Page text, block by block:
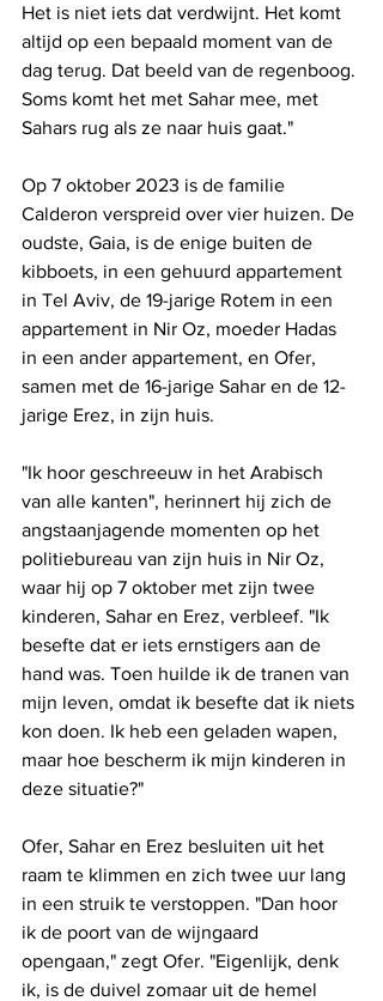
Het is niet iets dat verdwijnt. Het komt
altijd op een bepaald moment van de
dag terug. Dat beeld van de regenboog.
Soms komt het met Sahar mee, met
Sahars rug als ze naar huis gaat."
Op 7 oktober 2023 is de familie
Calderon verspreid over vier huizen. De
oudste, Gaia, is de enige buiten de
kibboets, in een gehuurd appartement
in Tel Aviv, de 19-jarige Rotem in een
appartement in Nir Oz, moeder Hadas
in een ander appartement, en Ofer,
samen met de 16-jarige Sahar en de 12-
jarige Erez, in zijn huis.
"Ik hoor geschreeuw in het Arabisch
van alle kanten", herinnert hij zich de
angstaanjagende momenten op het
politiebureau van zijn huis in Nir Oz,
waar hij op 7 oktober met zijn twee
kinderen, Sahar en Erez, verbleef. "Ik
besefte dat er iets ernstigers aan de
hand was. Toen huilde ik de tranen van
mijn leven, omdat ik besefte dat ik niets
kon doen. Ik heb een geladen wapen,
maar hoe bescherm ik mijn kinderen in
deze situatie?"
Ofer, Sahar en Erez besluiten uit het
raam te klimmen en zich twee uur lang
in een struik te verstoppen. "Dan hoor
ik de poort van de wijngaard
opengaan," zegt Ofer. "Eigenlijk, denk
ik, is de duivel zomaar uit de hemel